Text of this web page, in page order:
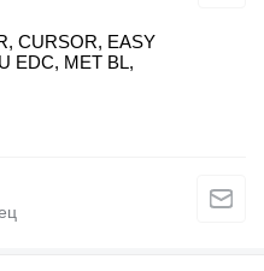
CURSOR, EASY
EDC, MET BL,